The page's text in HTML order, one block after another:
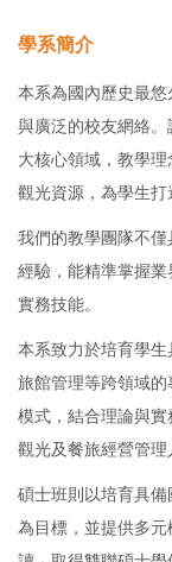
學系簡介
本系為國內歷史最
與廣泛的校友網絡
大核心領域，教學
觀光資源，為學生打
我們的教學團隊不
經驗，能精準掌握
實務技能。
本系致力於培育學
旅館管理等跨領域
模式，結合理論與
觀光及餐旅經營管理
碩士班則以培育具
為目標，並提供多